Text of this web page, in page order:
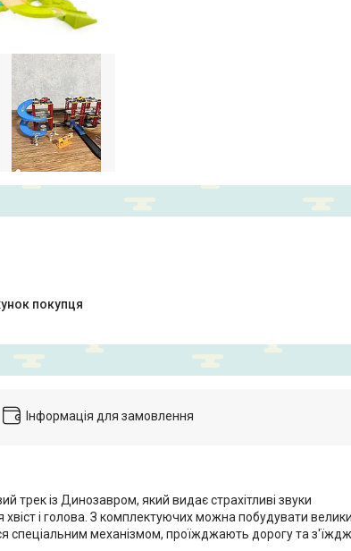
покупця
Інформація для замовлення
трек із Динозавром, який видає страхітливі звуки
і голова. З комплектуючих можна побудувати
спеціальним механізмом, проїжджають дорогу та